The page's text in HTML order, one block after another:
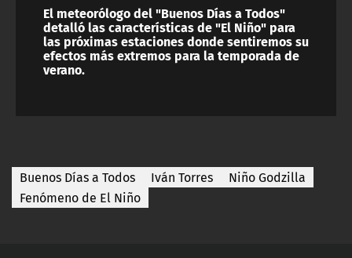
El meteorólogo del "Buenos Días a Todos"
detalló las características de "El Niño" para
las próximas estaciones donde sentiremos su
efectos más extremos para la temporada de
verano.
Buenos Días a Todos Iván Torres
Niño Godzilla
Fenómeno de El Niño